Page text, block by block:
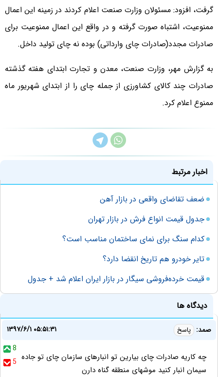
گرفت، افزود: مسئولان وزارت صنعت اعلام کردند در زمینه این اعمال
ممنوعیت، اشتباه صورت گرفته و در واقع این اعمال ممنوعیت برای
صادرات مجدد(صادرات چای وارداتی) بوده نه چای تولید داخل.
به گزارش مهر، وزارت صنعت، معدن و تجارت ابتدای هفته گذشته
صادرات چند کالای کشاورزی از جمله چای را از ابتدای شهریور ماه
ممنوع اعلام کرد.
اخبار مرتبط
ضعف تقاضای واقعی در بازار آهن
جدول قیمت انواع فرش در بازار تهران
کدام سنگ برای نمای ساختمان مناسب است؟
تایر خودرو هم تاریخ انقضا دارد؟
قیمت خرده‌فروشی سیگار در بازار ایران اعلام شد + جدول
دیدگاه ها
صمد: پاسخ
۱۳۹۷/۶/۱ ۰۵:۵۱:۳۱
8
5 چه کاریه صادرات چای بیارین تو انبارهای سازمان چای تو جاده
سیمان انبار کنید موشهای منطقه گناه دارن